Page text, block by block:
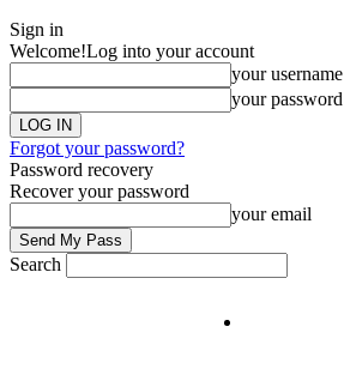
Sign in
Welcome!Log into your account
your username
your password
Forgot your password?
Password recovery
Recover your password
your email
Search